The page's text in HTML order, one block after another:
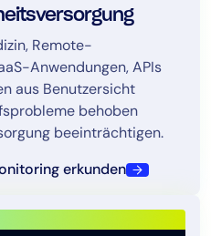
Remote-
Anwendungen, APIs
aus Benutzersicht
behoben
beeinträchtigen.
erkunden